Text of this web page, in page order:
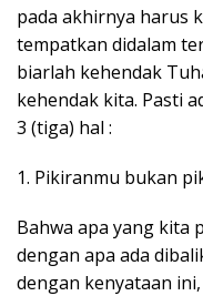
pada akhirnya harus
tempatkan didalam
biarlah kehendak
kehendak kita. Pasti
3 (tiga) hal :
1. Pikiranmu bukan
Bahwa apa yang kita
dengan apa ada
dengan kenyataan